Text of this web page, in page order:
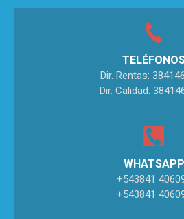
Dir. Rentas:
Dir. Calidad:
WHATSAPP
+543841
+543841